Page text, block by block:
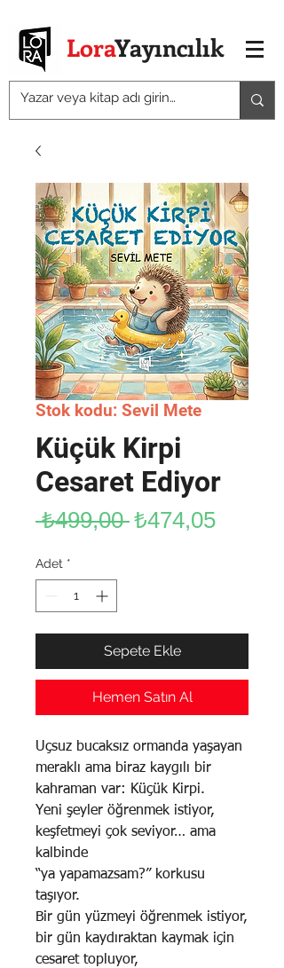
LoraYayıncılık
Stok kodu: Sevil Mete
Küçük Kirpi
Cesaret Ediyor
₺499,00 Normal
₺474,05İndirimli
Adet *
Sepete Ekle
Hemen Satın Al
Uçsuz bucaksız ormanda yaşayan
meraklı ama biraz kaygılı bir
kahraman var: Küçük Kirpi.
Yeni şeyler öğrenmek istiyor,
keşfetmeyi çok seviyor… ama
kalbinde
“ya yapamazsam?” korkusu
taşıyor.
Bir gün yüzmeyi öğrenmek istiyor,
bir gün kaydıraktan kaymak için
cesaret topluyor,